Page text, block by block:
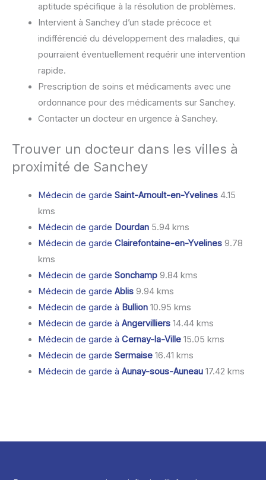
aptitude spécifique à la résolution de problèmes.
Intervient à Sanchey d’un stade précoce et
indifférencié du développement des maladies, qui
pourraient éventuellement requérir une intervention
rapide.
Prescription de soins et médicaments avec une
ordonnance pour des médicaments sur Sanchey.
Contacter un docteur en urgence à Sanchey.
Trouver un docteur dans les villes à
proximité de Sanchey
Médecin de garde Saint-Arnoult-en-Yvelines4.15
kms
Médecin de garde Dourdan5.94 kms
Médecin de garde Clairefontaine-en-Yvelines9.78
kms
Médecin de garde Sonchamp9.84 kms
Médecin de garde Ablis9.94 kms
Médecin de garde à Bullion10.95 kms
Médecin de garde à Angervilliers14.44 kms
Médecin de garde à Cernay-la-Ville15.05 kms
Médecin de garde Sermaise16.41 kms
Médecin de garde à Aunay-sous-Auneau17.42 kms